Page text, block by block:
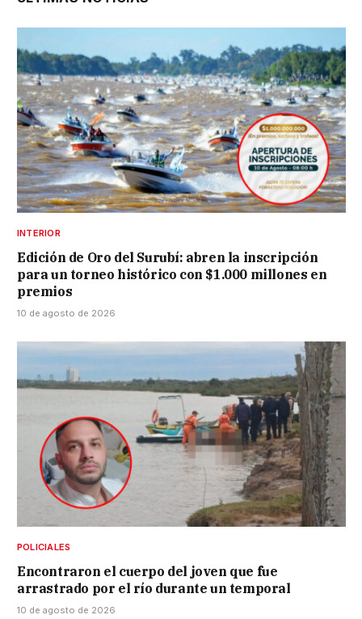
INTERIOR
Edición de Oro del Surubí: abren la inscripción
para un torneo histórico con $1.000 millones en
premios
10 de agosto de 2026
POLICIALES
Encontraron el cuerpo del joven que fue
arrastrado por el río durante un temporal
10 de agosto de 2026